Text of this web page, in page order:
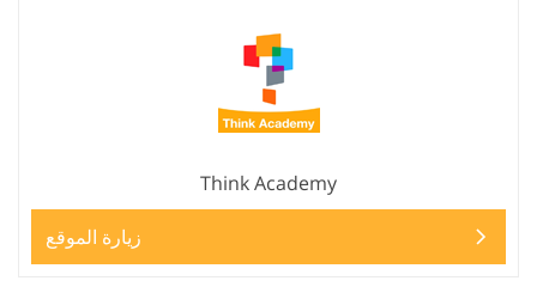
Think Academy
زيارة الموقع